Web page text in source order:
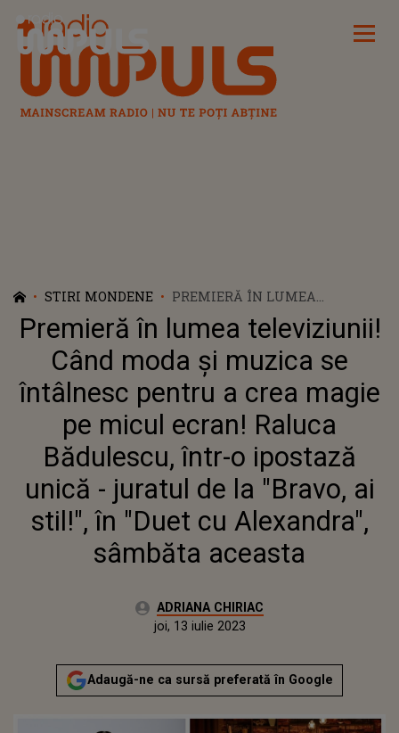
Radio Impuls
STIRI MONDENE
PREMIERĂ ÎN LUMEA
TELEVIZIUNII! CÂND MODA ȘI
MUZICA SE ÎNTÂLNESC PENTRU
A CREA MAGIE PE MICUL
ECRAN! RALUCA BĂDULESCU,
ÎNTR-O IPOSTAZĂ UNICĂ -
JURATUL DE LA "BRAVO, AI
STIL!", ÎN "DUET CU
ALEXANDRA", SÂMBĂTA
ACEASTA
Premieră în lumea televiziunii!
Când moda și muzica se
întâlnesc pentru a crea magie
pe micul ecran! Raluca
Bădulescu, într-o ipostază
unică - juratul de la "Bravo, ai
stil!", în "Duet cu Alexandra",
sâmbăta aceasta
Autor:ADRIANA CHIRIAC
Actualizat:
joi, 13 iulie 2023
Adaugă-ne ca sursă preferată în Google